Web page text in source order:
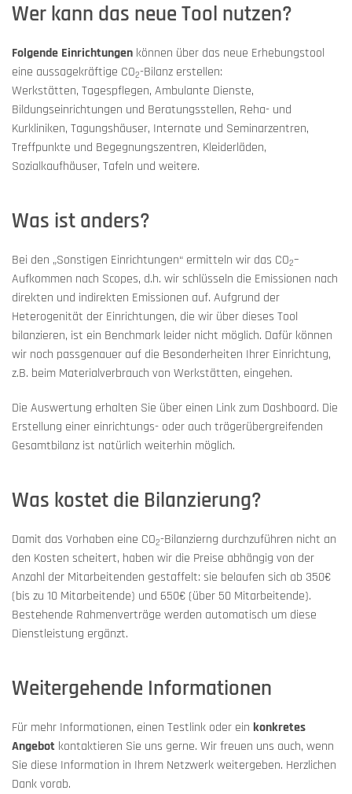
Wer kann das neue Tool nutzen?
Folgende Einrichtungen können über das neue Erhebungstool
eine aussagekräftige CO2-Bilanz erstellen:
Werkstätten, Tagespflegen, Ambulante Dienste,
Bildungseinrichtungen und Beratungsstellen, Reha- und
Kurkliniken, Tagungshäuser, Internate und Seminarzentren,
Treffpunkte und Begegnungszentren, Kleiderläden,
Sozialkaufhäuser, Tafeln und weitere.
Was ist anders?
Bei den „Sonstigen Einrichtungen“ ermitteln wir das CO2–
Aufkommen nach Scopes, d.h. wir schlüsseln die Emissionen nach
direkten und indirekten Emissionen auf. Aufgrund der
Heterogenität der Einrichtungen, die wir über dieses Tool
bilanzieren, ist ein Benchmark leider nicht möglich. Dafür können
wir noch passgenauer auf die Besonderheiten Ihrer Einrichtung,
z.B. beim Materialverbrauch von Werkstätten, eingehen.
Die Auswertung erhalten Sie über einen Link zum Dashboard. Die
Erstellung einer einrichtungs- oder auch trägerübergreifenden
Gesamtbilanz ist natürlich weiterhin möglich.
Was kostet die Bilanzierung?
Damit das Vorhaben eine CO2-Bilanzierng durchzuführen nicht an
den Kosten scheitert, haben wir die Preise abhängig von der
Anzahl der Mitarbeitenden gestaffelt: sie belaufen sich ab 350€
(bis zu 10 Mitarbeitende) und 650€ (über 50 Mitarbeitende).
Bestehende Rahmenverträge werden automatisch um diese
Dienstleistung ergänzt.
Weitergehende Informationen
Für mehr Informationen, einen Testlink oder ein konkretes
Angebot kontaktieren Sie uns gerne. Wir freuen uns auch, wenn
Sie diese Information in Ihrem Netzwerk weitergeben. Herzlichen
Dank vorab.